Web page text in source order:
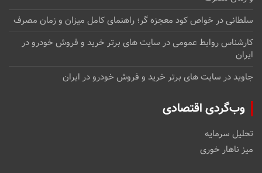
سلطانیدرخواص کود معجزه گر؛ راهنمای کامل میزان و زمان مصرف
کارشناس روابط عمومیدرسایت های برتر خرید و فروش خودرو در
ایران
جاویددرسایت های برتر خرید و فروش خودرو در ایران
وب‌گردی اقتصادی
تحلیل سرمایه
میز ناهار خوری